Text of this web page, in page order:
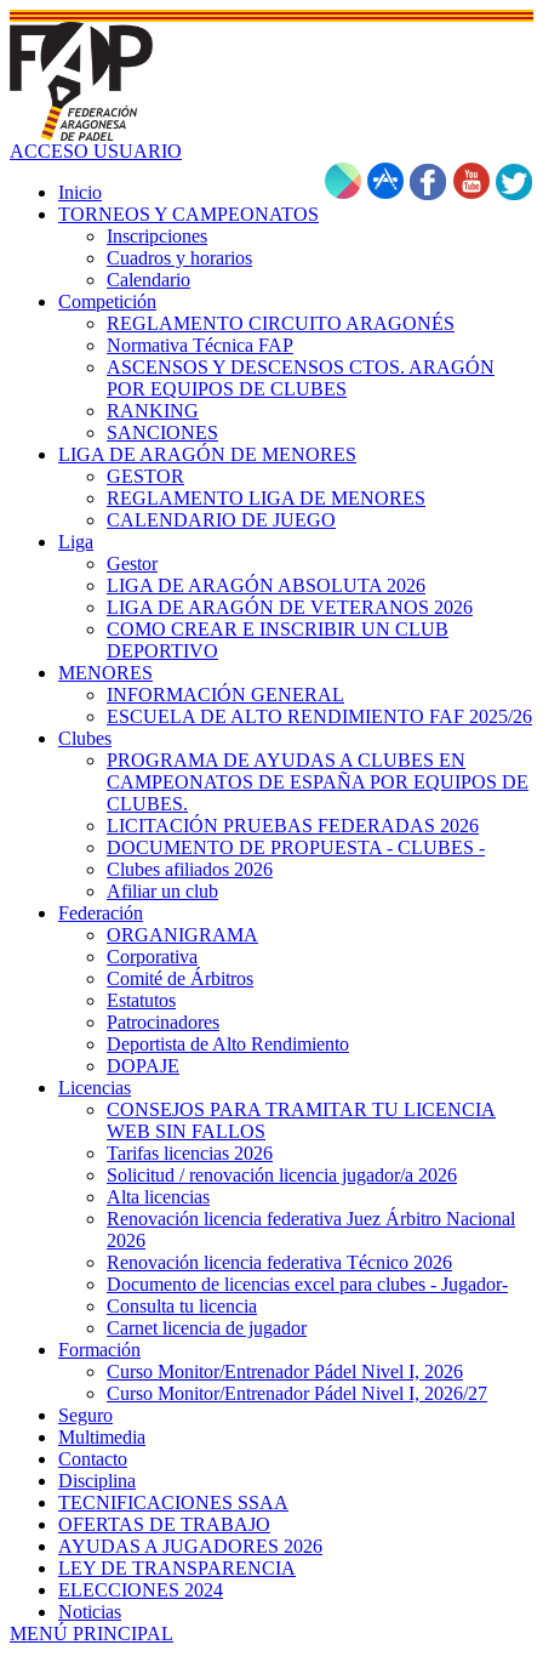
ACCESO USUARIO
Inicio
TORNEOS Y CAMPEONATOS
Inscripciones
Cuadros y horarios
Calendario
Competición
REGLAMENTO CIRCUITO ARAGONÉS
Normativa Técnica FAP
ASCENSOS Y DESCENSOS CTOS. ARAGÓN
POR EQUIPOS DE CLUBES
RANKING
SANCIONES
LIGA DE ARAGÓN DE MENORES
GESTOR
REGLAMENTO LIGA DE MENORES
CALENDARIO DE JUEGO
Liga
Gestor
LIGA DE ARAGÓN ABSOLUTA 2026
LIGA DE ARAGÓN DE VETERANOS 2026
COMO CREAR E INSCRIBIR UN CLUB
DEPORTIVO
MENORES
INFORMACIÓN GENERAL
ESCUELA DE ALTO RENDIMIENTO FAF 2025/26
Clubes
PROGRAMA DE AYUDAS A CLUBES EN
CAMPEONATOS DE ESPAÑA POR EQUIPOS DE
CLUBES.
LICITACIÓN PRUEBAS FEDERADAS 2026
DOCUMENTO DE PROPUESTA - CLUBES -
Clubes afiliados 2026
Afiliar un club
Federación
ORGANIGRAMA
Corporativa
Comité de Árbitros
Estatutos
Patrocinadores
Deportista de Alto Rendimiento
DOPAJE
Licencias
CONSEJOS PARA TRAMITAR TU LICENCIA
WEB SIN FALLOS
Tarifas licencias 2026
Solicitud / renovación licencia jugador/a 2026
Alta licencias
Renovación licencia federativa Juez Árbitro Nacional
2026
Renovación licencia federativa Técnico 2026
Documento de licencias excel para clubes - Jugador-
Consulta tu licencia
Carnet licencia de jugador
Formación
Curso Monitor/Entrenador Pádel Nivel I, 2026
Curso Monitor/Entrenador Pádel Nivel I, 2026/27
Seguro
Multimedia
Contacto
Disciplina
TECNIFICACIONES SSAA
OFERTAS DE TRABAJO
AYUDAS A JUGADORES 2026
LEY DE TRANSPARENCIA
ELECCIONES 2024
Noticias
MENÚ PRINCIPAL